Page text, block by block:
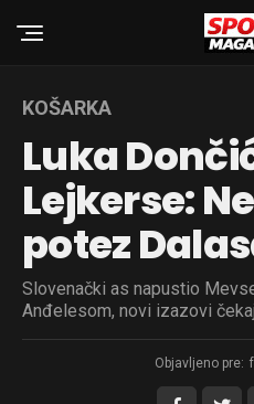
KOŠARKA
Luka
Lejkerse:
potez
Slovenački as napustio
Anđelesom, novi izazovi
Objavljeno pre: